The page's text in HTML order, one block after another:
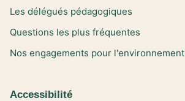
Les délégués pédagogiques
Questions les plus fréquentes
Nos engagements pour l'environnement
Accessibilité